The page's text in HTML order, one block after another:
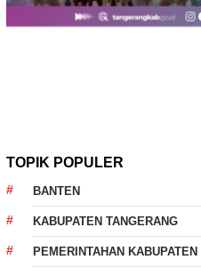
TOPIK POPULER
BANTEN
KABUPATEN TANGERANG
PEMERINTAHAN